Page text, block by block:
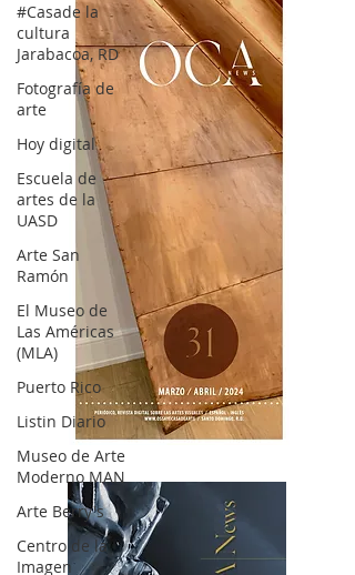
#Casade la
cultura
Jarabacoa, RD
Fotografía de
arte
Hoy digital
Escuela de
artes de la
UASD
Arte San
Ramón
El Museo de
Las Américas
(MLA)
Puerto Rico
Listin Diario
Museo de Arte
Moderno MAN
Arte Berry's
Centro de la
Imagen
OCA|News 31 / Marzo-Abril / 2024